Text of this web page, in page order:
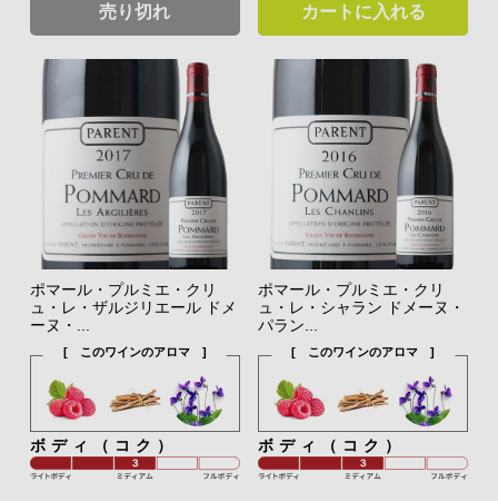
売り切れ カートに入れる
ポマール・プルミエ・クリ
ュ・レ・ザルジリエール ドメ
ーヌ・...
[ このワインのアロマ ]
ボディ（コク）
ポマール・プルミエ・クリ
ュ・レ・シャラン ドメーヌ・
パラン...
[ このワインのアロマ ]
ボディ（コク）